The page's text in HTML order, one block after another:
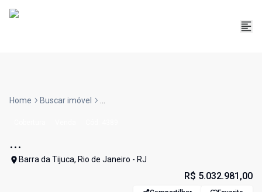
Home Buscar imóvel ...
...
Barra da Tijuca, Rio de Janeiro - RJ
R$ 5.032.981,00